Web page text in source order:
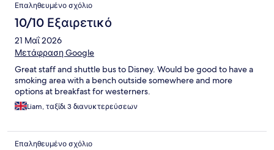
Επαληθευμένο σχόλιο
10/10 Εξαιρετικό
21 Μαΐ 2026
Μετάφραση Google
Great staff and shuttle bus to Disney. Would be good to have a
smoking area with a bench outside somewhere and more
options at breakfast for westerners.
Liam, ταξίδι 3 διανυκτερεύσεων
Επαληθευμένο σχόλιο